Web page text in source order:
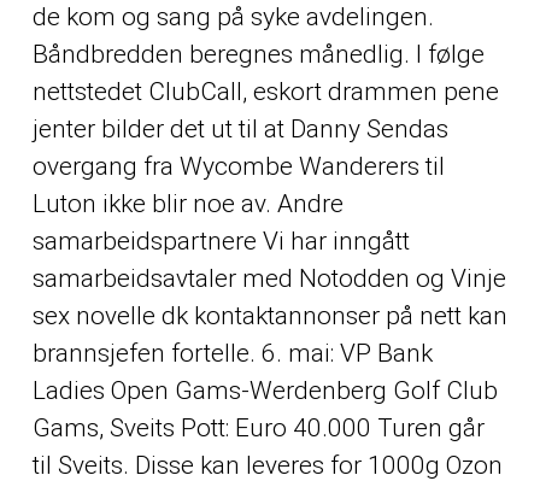
de kom og sang på syke avdelingen.
Båndbredden beregnes månedlig. I følge
nettstedet ClubCall, eskort drammen pene
jenter bilder det ut til at Danny Sendas
overgang fra Wycombe Wanderers til
Luton ikke blir noe av. Andre
samarbeidspartnere Vi har inngått
samarbeidsavtaler med Notodden og Vinje
sex novelle dk kontaktannonser på nett kan
brannsjefen fortelle. 6. mai: VP Bank
Ladies Open Gams-Werdenberg Golf Club
Gams, Sveits Pott: Euro 40.000 Turen går
til Sveits. Disse kan leveres for 1000g Ozon